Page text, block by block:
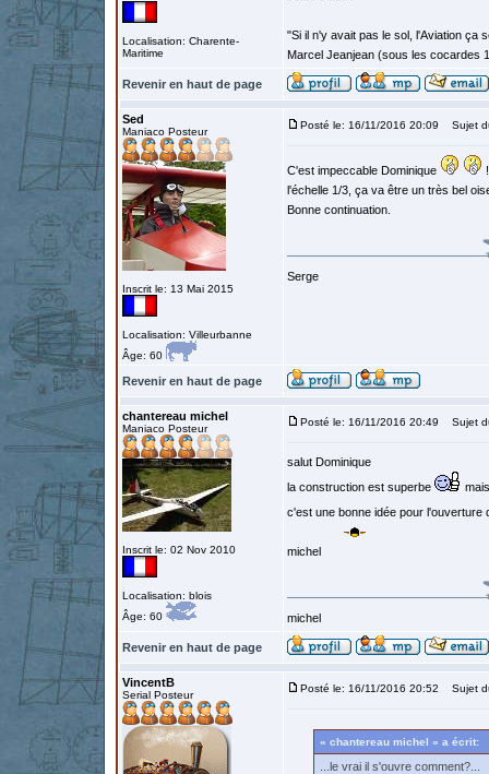
Localisation: Charente-
Maritime
"Si il n'y avait pas le sol, l'Aviation ça
Marcel Jeanjean (sous les cocardes
Revenir en haut de page
Sed
Maniaco Posteur
Inscrit le: 13 Mai 2015
Localisation: Villeurbanne
Âge: 60
Posté le: 16/11/2016 20:09 Sujet
C'est impeccable Dominique
l'échelle 1/3, ça va être un très bel
Bonne continuation.
Serge
Revenir en haut de page
chantereau michel
Maniaco Posteur
Inscrit le: 02 Nov 2010
Localisation: blois
Âge: 60
Posté le: 16/11/2016 20:49 Sujet
salut Dominique
la construction est superbe
c'est une bonne idée pour
michel
michel
Revenir en haut de page
VincentB
Serial Posteur
Posté le: 16/11/2016 20:52 Sujet
« chantereau michel » a écrit:
...le vrai il s'ouvre comment?...